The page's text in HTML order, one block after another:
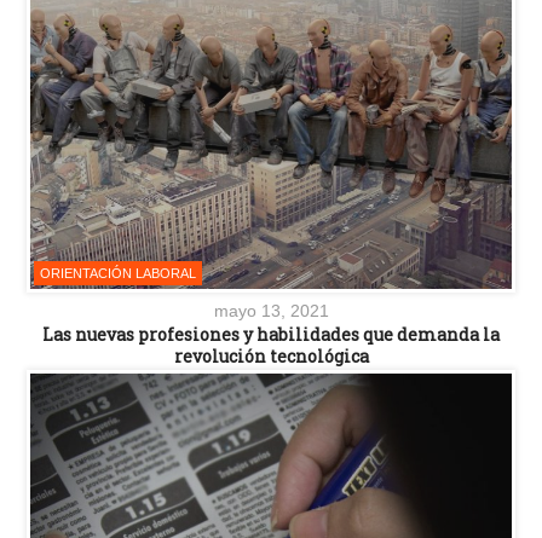
ORIENTACIÓN LABORAL
mayo 13, 2021
Las nuevas profesiones y habilidades que demanda la
revolución tecnológica